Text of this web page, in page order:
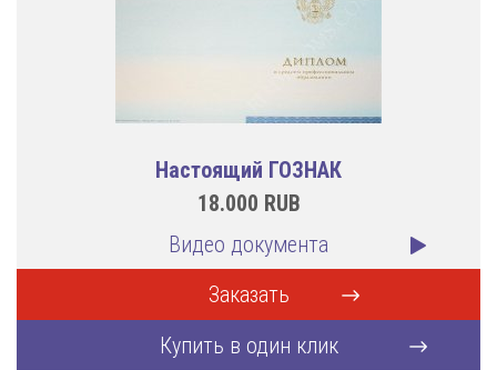
Настоящий ГОЗНАК
18.000 RUB
Видео документа
Заказать
Купить в один клик